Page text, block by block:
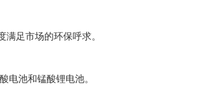
足市场的环保呼求。
电池和锰酸锂电池。